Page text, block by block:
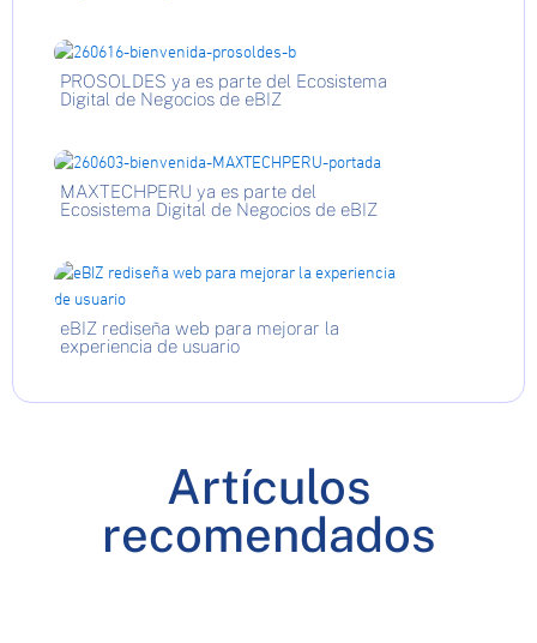
PROSOLDES ya es parte del Ecosistema
Digital de Negocios de eBIZ
MAXTECHPERU ya es parte del
Ecosistema Digital de Negocios de eBIZ
eBIZ rediseña web para mejorar la
experiencia de usuario
Artículos
recomendados